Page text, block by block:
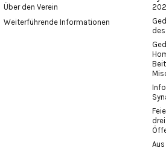
Über den Verein
Weiterführende Informationen